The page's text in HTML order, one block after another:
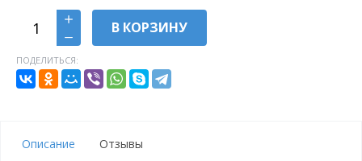
В КОРЗИНУ
ПОДЕЛИТЬСЯ:
Описание Отзывы